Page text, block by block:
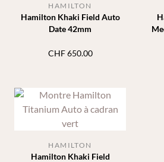
Hamilton Khaki Field Auto
Date 42mm
HAMILTON
CHF650.00
Hamilton Khaki Field
HAMILTON